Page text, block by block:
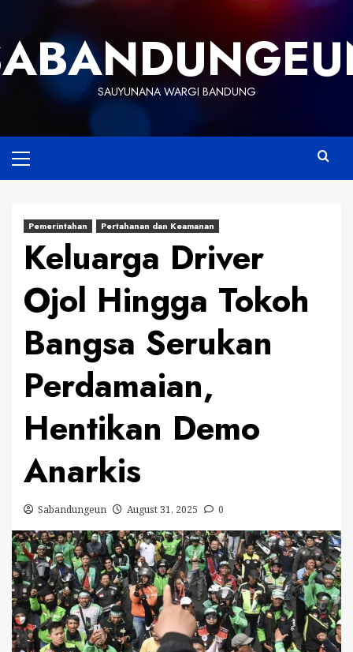
content
SAUYUNANA WARGI BANDUNG
Menu
Pemerintahan Pertahanan dan Keamanan
Keluarga Driver
Ojol Hingga Tokoh
Bangsa Serukan
Perdamaian,
Hentikan Demo
Anarkis
Sabandungeun August 31, 2025 0